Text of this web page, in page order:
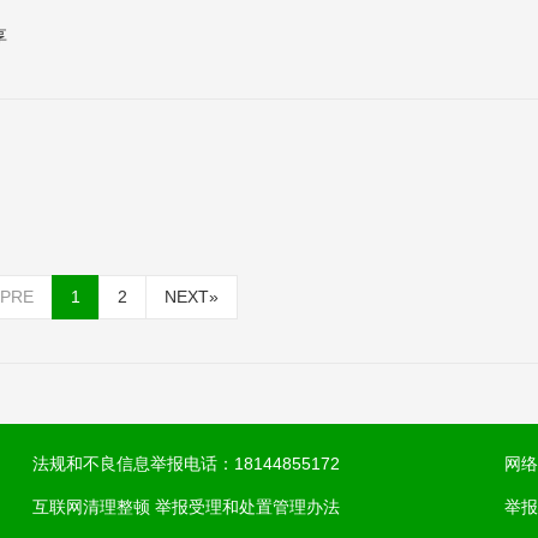
PRE 1 2 NEXT»
法规和不良信息举报电话：18144855172
互联网清理整顿 举报受理和处置管理办法
网
举